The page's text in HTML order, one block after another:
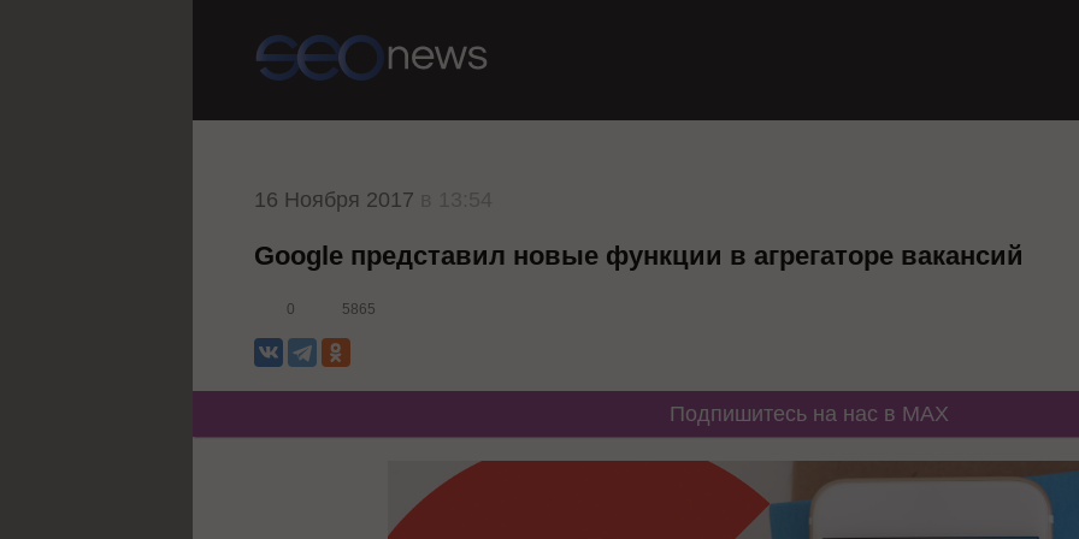
16 Ноября 2017
Google представил новые функции в агрегаторе вакансий
0 5865
Подпишитесь на нас в MAX